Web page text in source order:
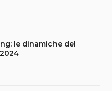
le dinamiche del